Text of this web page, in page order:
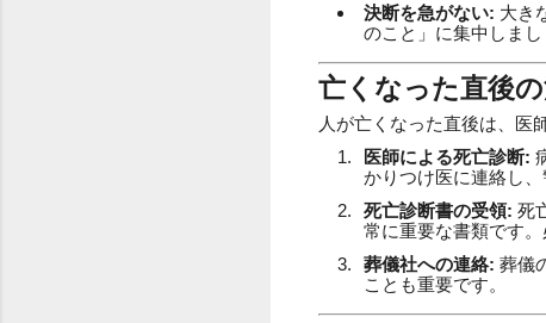
決断を急がない: 大き
のこと」に集中しまし
亡くなった直後
人が亡くなった直後は、医
医師による死亡診断:
かりつけ医に連絡し
死亡診断書の受領: 死
常に重要な書類です
葬儀社への連絡: 葬儀
ことも重要です。